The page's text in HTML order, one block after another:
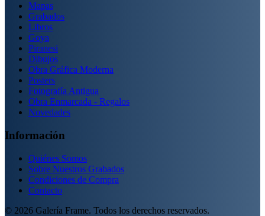
Mapas
Grabados
Libros
Goya
Piranesi
Dibujos
Obra Gráfica Moderna
Posters
Fotografía Antigua
Obra Enmarcada - Regalos
Novedades
Información
Quiénes Somos
Sobre Nuestros Grabados
Condiciones de Compra
Contacto
© 2026 Galería Frame. Todos los derechos reservados.